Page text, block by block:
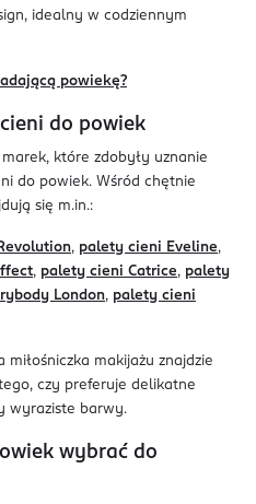
idealny w codziennym
powiekę?
do powiek
które zdobyły uznanie
do powiek. Wśród chętnie
się m.in.:
, palety cieni Eveline,
, palety cieni Catrice, palety
London, palety cieni
makijażu znajdzie
czy preferuje delikatne
wyraziste barwy.
wybrać do